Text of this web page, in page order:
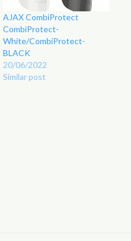
AJAX CombiProtect
CombiProtect-
White/CombiProtect-
BLACK
20/06/2022
Similar post